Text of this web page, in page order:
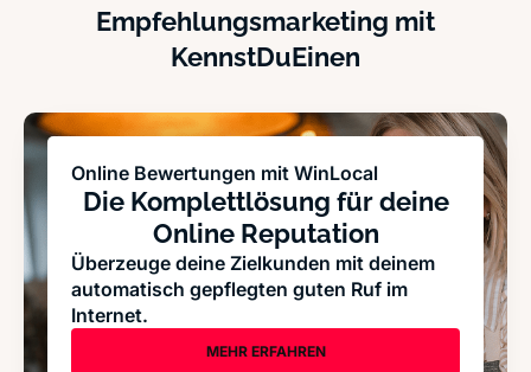
Empfehlungsmarketing mit
KennstDuEinen
Online Bewertungen mit WinLocal
Die Komplettlösung für deine
Online Reputation
Überzeuge deine Zielkunden mit deinem
automatisch gepflegten guten Ruf im
Internet.
MEHR ERFAHREN